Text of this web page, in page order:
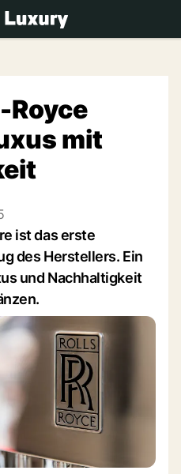
Royce
mit
ist das erste
des Herstellers. Ein
und Nachhaltigkeit